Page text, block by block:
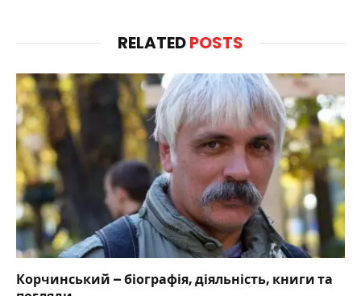
RELATEDPOSTS
Корчинський – біографія, діяльність, книги та